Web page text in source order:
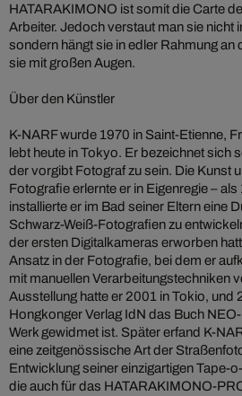
HATARAKIMONO ist somit die Carte
Arbeiter. Jedoch verstaut man sie nicht
sondern hängt sie in edler Rahmung an
sie mit großen Augen.
Über den Künstler
K-NARF wurde 1970 in Saint-Etienne,
lebt heute in Tokyo. Er bezeichnet sich
der vorgibt Fotograf zu sein. Die Kunst
Fotografie erlernte er in Eigenregie –
installierte er im Bad seiner Eltern eine
Schwarz-Weiß-Fotografien zu
der ersten Digitalkameras erworben
Ansatz in der Fotografie, bei dem er
mit manuellen Verarbeitungstechniken
Ausstellung hatte er 2001 in Tokio, und
Hongkonger Verlag IdN das Buch
Werk gewidmet ist. Später erfand K-
eine zeitgenössische Art der
Entwicklung seiner einzigartigen Tape-
die auch für das HATARAKIMONO-